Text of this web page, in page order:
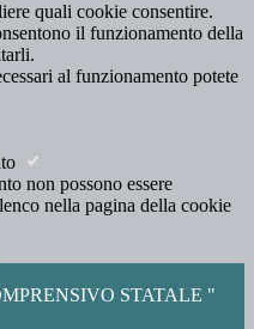
quali cookie consentire.
il funzionamento della
al funzionamento potete
non possono essere
nella pagina della cookie
STATALE "